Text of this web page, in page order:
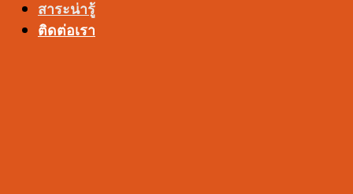
สาระน่ารู้
ติดต่อเรา